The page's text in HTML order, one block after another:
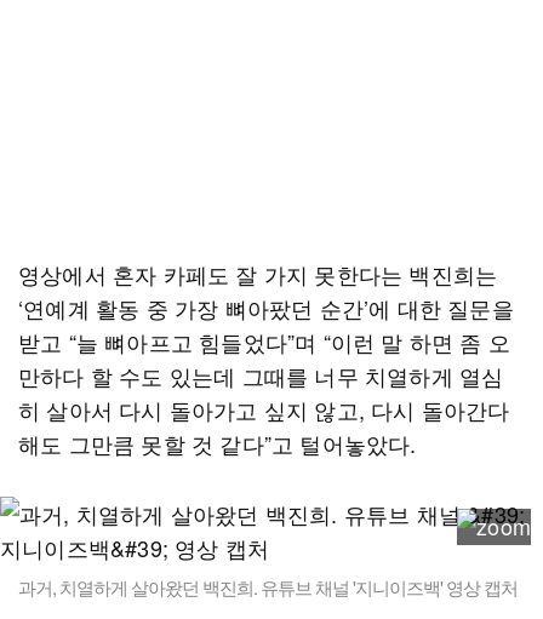
영상에서 혼자 카페도 잘 가지 못한다는 백진희는
‘연예계 활동 중 가장 뼈아팠던 순간’에 대한 질문을
받고 “늘 뼈아프고 힘들었다”며 “이런 말 하면 좀 오
만하다 할 수도 있는데 그때를 너무 치열하게 열심
히 살아서 다시 돌아가고 싶지 않고, 다시 돌아간다
해도 그만큼 못할 것 같다”고 털어놓았다.
과거, 치열하게 살아왔던 백진희. 유튜브 채널 '지니이즈백' 영상 캡처